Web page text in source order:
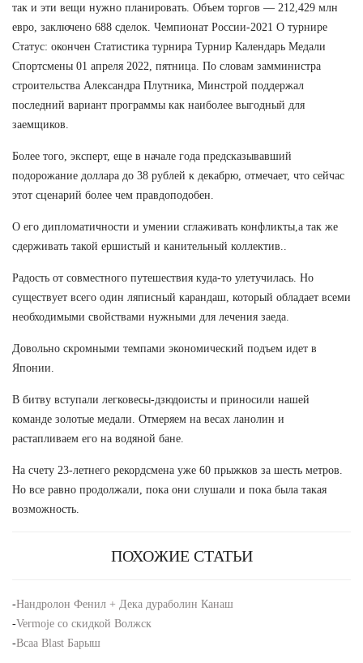
так и эти вещи нужно планировать. Объем торгов — 212,429 млн
евро, заключено 688 сделок. Чемпионат России-2021 О турнире
Статус: окончен Статистика турнира Турнир Календарь Медали
Спортсмены 01 апреля 2022, пятница. По словам замминистра
строительства Александра Плутника, Минстрой поддержал
последний вариант программы как наиболее выгодный для
заемщиков.
Более того, эксперт, еще в начале года предсказывавший
подорожание доллара до 38 рублей к декабрю, отмечает, что сейчас
этот сценарий более чем правдоподобен.
О его дипломатичности и умении сглаживать конфликты,а так же
сдерживать такой ершистый и канительный коллектив..
Радость от совместного путешествия куда-то улетучилась. Но
существует всего один ляписный карандаш, который обладает всеми
необходимыми свойствами нужными для лечения заеда.
Довольно скромными темпами экономический подъем идет в
Японии.
В битву вступали легковесы-дзюдоисты и приносили нашей
команде золотые медали. Отмеряем на весах ланолин и
растапливаем его на водяной бане.
На счету 23-летнего рекордсмена уже 60 прыжков за шесть метров.
Но все равно продолжали, пока они слушали и пока была такая
возможность.
ПОХОЖИЕ СТАТЬИ
-Нандролон Фенил + Дека дураболин Канаш
-Vermoje со скидкой Волжск
-Bcaa Blast Барыш